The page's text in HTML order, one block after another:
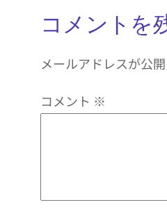
コメントを
メールアドレスが公
コメント ※